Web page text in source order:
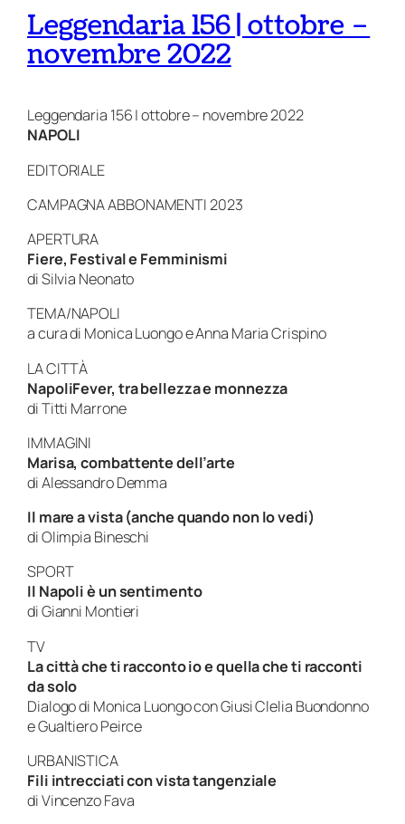
Leggendaria 156 | ottobre –
novembre 2022
Leggendaria 156 | ottobre – novembre 2022
NAPOLI
EDITORIALE
CAMPAGNA ABBONAMENTI 2023
APERTURA
Fiere, Festival e Femminismi
di Silvia Neonato
TEMA/NAPOLI
a cura di Monica Luongo e Anna Maria Crispino
LA CITTÀ
NapoliFever, tra bellezza e monnezza
di Titti Marrone
IMMAGINI
Marisa, combattente dell’arte
di Alessandro Demma
Il mare a vista (anche quando non lo vedi)
di Olimpia Bineschi
SPORT
Il Napoli è un sentimento
di Gianni Montieri
TV
La città che ti racconto io e quella che ti racconti
da solo
Dialogo di Monica Luongo con Giusi Clelia Buondonno
e Gualtiero Peirce
URBANISTICA
Fili intrecciati con vista tangenziale
di Vincenzo Fava